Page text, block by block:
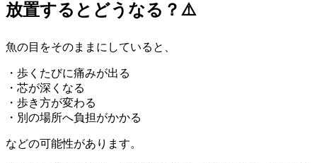
放置するとどうなる？⚠️
魚の目をそのままにしていると、
・歩くたびに痛みが出る
・芯が深くなる
・歩き方が変わる
・別の場所へ負担がかかる
などの可能性があります。